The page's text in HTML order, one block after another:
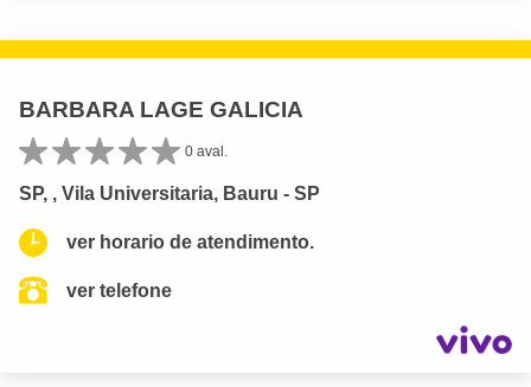
BARBARA LAGE GALICIA
0 aval.
SP, , Vila Universitaria, Bauru - SP
ver horario de atendimento.
ver telefone